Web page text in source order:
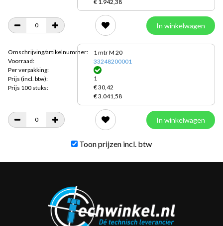
€ 1.942,38
In winkelwagen
Omschrijving/artikelnummer:
Voorraad:
Per verpakking:
Prijs (incl. btw):
Prijs 100 stuks:
1 mtr M 20
33248200001
1
€ 30,42
€ 3.041,58
In winkelwagen
Toon prijzen incl. btw